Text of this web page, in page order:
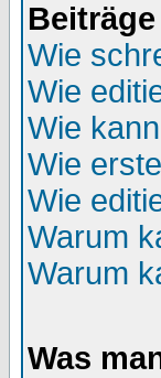
Wie
Wie
Wie
Wie
Wie
Warum
Warum
Was